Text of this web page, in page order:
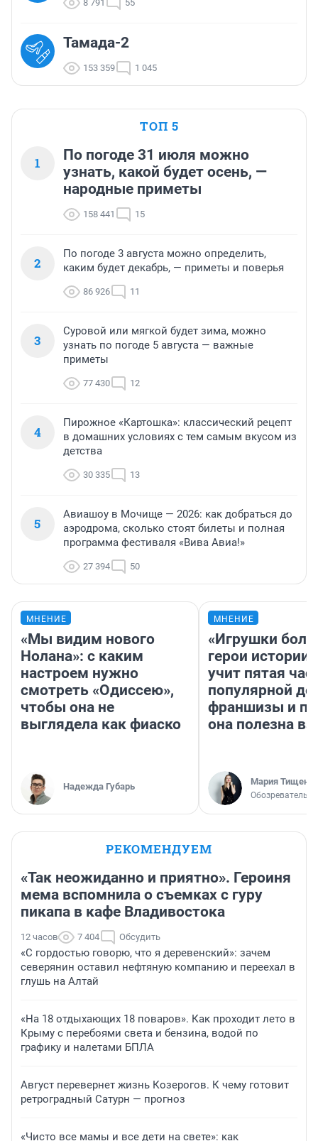
8 791 55
Тамада-2
153 359 1 045
ТОП 5
1
По погоде 31 июля можно
узнать, какой будет осень, —
народные приметы
158 441 15
2
По погоде 3 августа можно определить,
каким будет декабрь, — приметы и поверья
86 926 11
3
Суровой или мягкой будет зима, можно
узнать по погоде 5 августа — важные
приметы
77 430 12
4
Пирожное «Картошка»: классический рецепт
в домашних условиях с тем самым вкусом из
детства
30 335 13
5
Авиашоу в Мочище — 2026: как добраться до
аэродрома, сколько стоят билеты и полная
программа фестиваля «Вива Авиа!»
27 394 50
МНЕНИЕ
«Мы видим нового
Нолана»: с каким
настроем нужно
смотреть «Одиссею»,
чтобы она не
выглядела как фиаско
Надежда Губарь
МНЕНИЕ
«Игрушки
герои
учит пятая
популярной
франшизы и
она полезна
Мария Тищенко
Обозреватель
РЕКОМЕНДУЕМ
«Так неожиданно и приятно». Героиня
мема вспомнила о съемках с гуру
пикапа в кафе Владивостока
12 часов 7 404 Обсудить
«С гордостью говорю, что я деревенский»: зачем
северянин оставил нефтяную компанию и переехал в
глушь на Алтай
«На 18 отдыхающих 18 поваров». Как проходит лето в
Крыму с перебоями света и бензина, водой по
графику и налетами БПЛА
Август перевернет жизнь Козерогов. К чему готовит
ретроградный Сатурн — прогноз
«Чисто все мамы и все дети на свете»: как